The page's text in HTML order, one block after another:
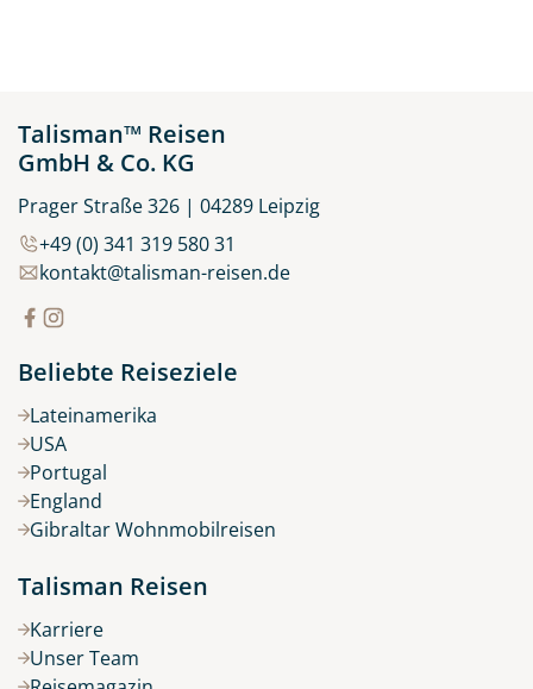
Talisman™ Reisen
GmbH & Co. KG
Prager Straße 326 | 04289 Leipzig
+49 (0) 341 319 580 31
kontakt@talisman-reisen.de
Beliebte Reiseziele
Lateinamerika
USA
Portugal
England
Gibraltar Wohnmobilreisen
Talisman Reisen
Karriere
Unser Team